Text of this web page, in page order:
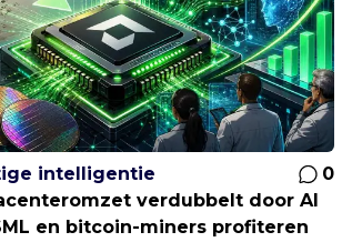
intelligentie
0
verdubbelt door AI
en bitcoin-miners profiteren